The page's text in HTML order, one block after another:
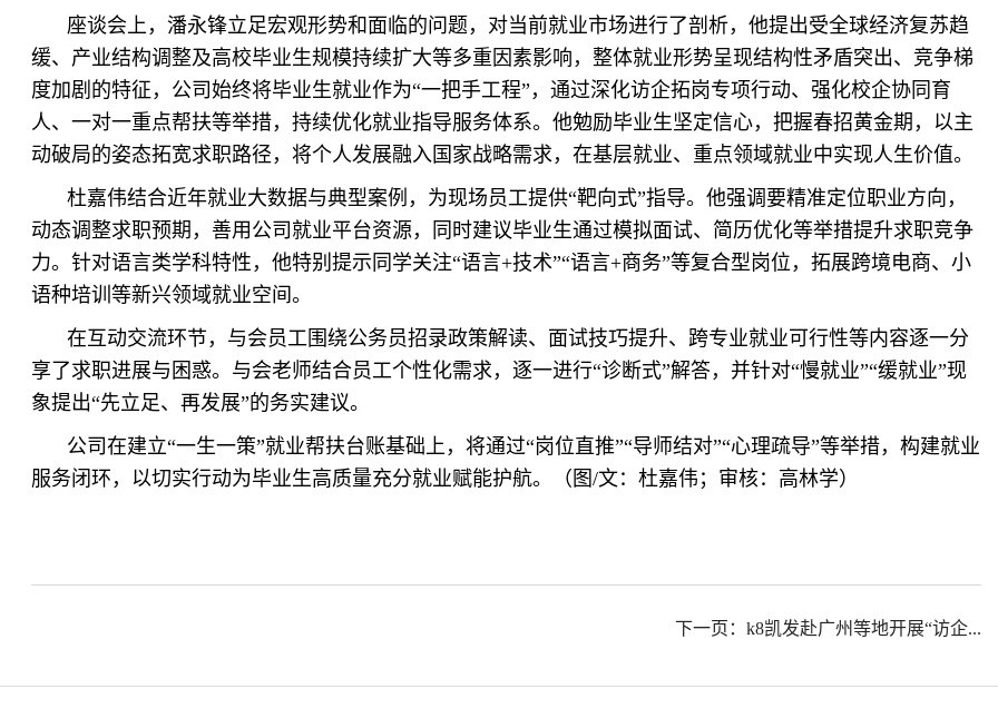
座谈会上，潘永锋立足宏观形势和面临的问题，对当前就业市场进行了剖析，他提出受全球经济复苏趋
缓、产业结构调整及高校毕业生规模持续扩大等多重因素影响，整体就业形势呈现结构性矛盾突出、竞争梯
度加剧的特征，公司始终将毕业生就业作为“一把手工程”，通过深化访企拓岗专项行动、强化校企协同育
人、一对一重点帮扶等举措，持续优化就业指导服务体系。他勉励毕业生坚定信心，把握春招黄金期，以主
动破局的姿态拓宽求职路径，将个人发展融入国家战略需求，在基层就业、重点领域就业中实现人生价值。
杜嘉伟结合近年就业大数据与典型案例，为现场员工提供“靶向式”指导。他强调要精准定位职业方向，
动态调整求职预期，善用公司就业平台资源，同时建议毕业生通过模拟面试、简历优化等举措提升求职竞争
力。针对语言类学科特性，他特别提示同学关注“语言+技术”“语言+商务”等复合型岗位，拓展跨境电商、小
语种培训等新兴领域就业空间。
在互动交流环节，与会员工围绕公务员招录政策解读、面试技巧提升、跨专业就业可行性等内容逐一分
享了求职进展与困惑。与会老师结合员工个性化需求，逐一进行“诊断式”解答，并针对“慢就业”“缓就业”现
象提出“先立足、再发展”的务实建议。
公司在建立“一生一策”就业帮扶台账基础上，将通过“岗位直推”“导师结对”“心理疏导”等举措，构建就业
服务闭环，以切实行动为毕业生高质量充分就业赋能护航。（图/文：杜嘉伟；审核：高林学）
下一页：k8凯发赴广州等地开展“访企...